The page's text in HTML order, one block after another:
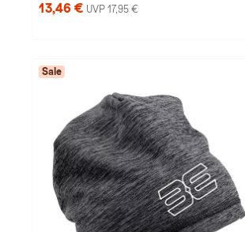
13,46 € UVP 17,95 €
Sale